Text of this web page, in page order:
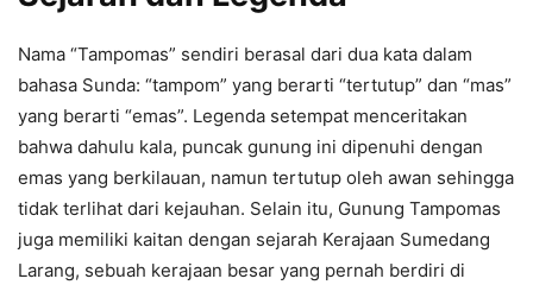
Nama “Tampomas” sendiri berasal dari dua kata dalam
bahasa Sunda: “tampom” yang berarti “tertutup” dan “mas”
yang berarti “emas”. Legenda setempat menceritakan
bahwa dahulu kala, puncak gunung ini dipenuhi dengan
emas yang berkilauan, namun tertutup oleh awan sehingga
tidak terlihat dari kejauhan. Selain itu, Gunung Tampomas
juga memiliki kaitan dengan sejarah Kerajaan Sumedang
Larang, sebuah kerajaan besar yang pernah berdiri di